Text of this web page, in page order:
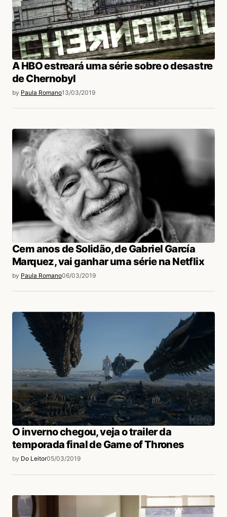
A HBO estreará uma série sobre o desastre
de Chernobyl
by Paula Romano13/03/2019
Cem anos de Solidão, de Gabriel García
Marquez, vai ganhar uma série na Netflix
by Paula Romano06/03/2019
O inverno chegou, veja o trailer da
temporada final de Game of Thrones
by Do Leitor05/03/2019